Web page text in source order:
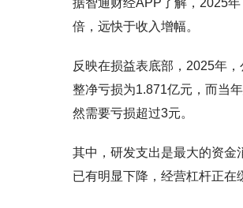
据智通财经APP了解，2025
倍，远快于收入增幅。
反映在损益表底部，2025年
整净亏损为1.871亿元，而当
然需要亏损超过3元。
其中，研发支出是最大的资金
已有明显下降，经营杠杆正在